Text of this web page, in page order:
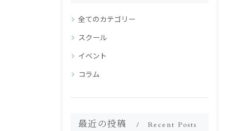
全てのカテゴリー
スクール
イベント
コラム
最近の投稿 Recent Posts